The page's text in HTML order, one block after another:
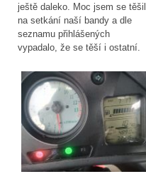
ještě daleko. Moc jsem se těšil
na setkání naší bandy a dle
seznamu přihlášených
vypadalo, že se těší i ostatní.